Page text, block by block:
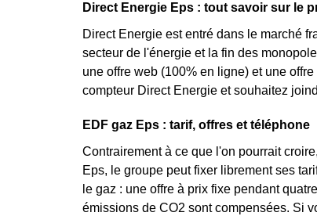
Direct Energie Eps : tout savoir sur le
Direct Energie est entré dans le marché
secteur de l'énergie et la fin des
une offre web (100% en ligne) et une
compteur Direct Energie et souhaitez
EDF gaz Eps : tarif, offres et téléphone
Contrairement à ce que l'on pourrait
Eps, le groupe peut fixer librement ses
le gaz : une offre à prix fixe pendant
émissions de CO2 sont compensées. Si